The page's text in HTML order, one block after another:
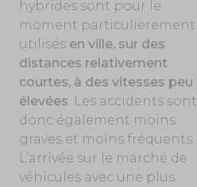
hybrides sont pour le
moment particulièrement
utilisés en ville, sur des
distances relativement
courtes, à des vitesses peu
élevées . Les accidents sont
donc également moins
graves et moins fréquents.
L’arrivée sur le marché de
véhicules avec une plus